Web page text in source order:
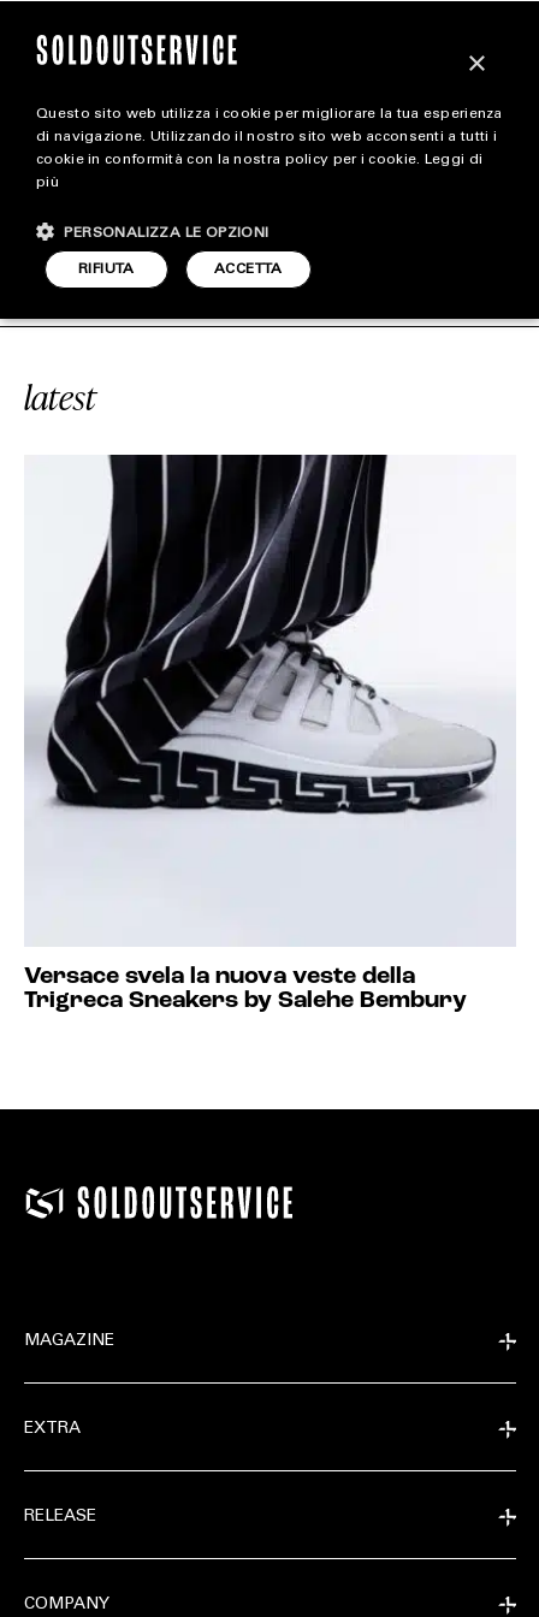
magazine
STYLE
FOOTWEAR
#TRIGRECA SOLDOUTSERVICE
latest
Versace svela la nuova veste della
Trigreca Sneakers by Salehe Bembury
MAGAZINE
EXTRA
RELEASE
COMPANY
×
Questo sito web utilizza i cookie per migliorare la tua esperienza
di navigazione. Utilizzando il nostro sito web acconsenti a tutti i
cookie in conformità con la nostra policy per i cookie. Leggi di
più
ACCETTA
RIFIUTA
PERSONALIZZA LE OPZIONI